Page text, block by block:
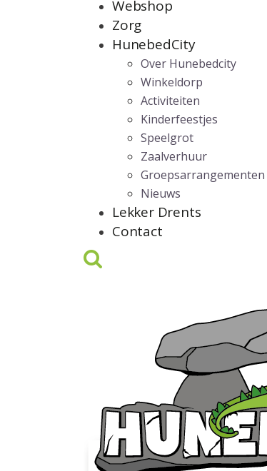
Webshop
Zorg
HunebedCity
Over Hunebedcity
Winkeldorp
Activiteiten
Kinderfeestjes
Speelgrot
Zaalverhuur
Groepsarrangementen
Nieuws
Lekker Drents
Contact